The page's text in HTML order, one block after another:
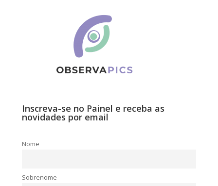
Inscreva-se no Painel e receba as
novidades por email
Nome
Sobrenome